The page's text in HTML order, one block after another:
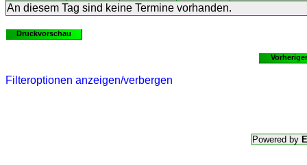
An diesem Tag sind keine Termine vorhanden.
Druckvorschau
Filteroptionen anzeigen/verbergen
Powered by